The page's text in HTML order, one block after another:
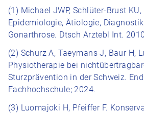
(1) Michael JWP, Schlüter-Brust KU,
Epidemiologie, Ätiologie,
Gonarthrose. Dtsch Arztebl Int.
(2) Schurz A, Taeymans J, Baur H,
Physiotherapie bei
Sturzprävention in der Schweiz.
Fachhochschule; 2024.
(3) Luomajoki H, Pfeiffer F.